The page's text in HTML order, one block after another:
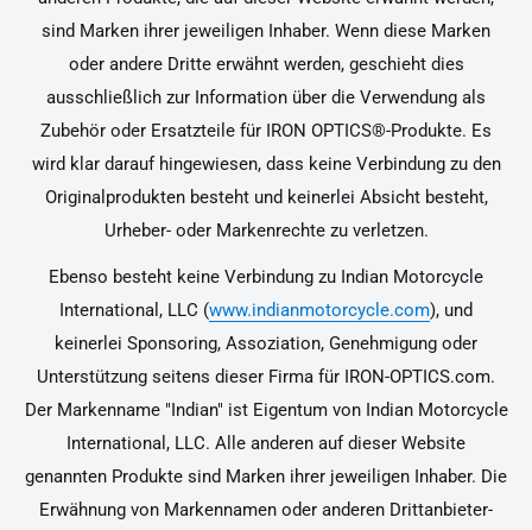
sind Marken ihrer jeweiligen Inhaber. Wenn diese Marken
oder andere Dritte erwähnt werden, geschieht dies
ausschließlich zur Information über die Verwendung als
Zubehör oder Ersatzteile für IRON OPTICS®-Produkte. Es
wird klar darauf hingewiesen, dass keine Verbindung zu den
Originalprodukten besteht und keinerlei Absicht besteht,
Urheber- oder Markenrechte zu verletzen.
Ebenso besteht keine Verbindung zu Indian Motorcycle
International, LLC (www.indianmotorcycle.com), und
keinerlei Sponsoring, Assoziation, Genehmigung oder
Unterstützung seitens dieser Firma für IRON-OPTICS.com.
Der Markenname "Indian" ist Eigentum von Indian Motorcycle
International, LLC. Alle anderen auf dieser Website
genannten Produkte sind Marken ihrer jeweiligen Inhaber. Die
Erwähnung von Markennamen oder anderen Drittanbieter-